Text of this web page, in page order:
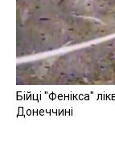
Бійці "Фенікса"
Донеччині